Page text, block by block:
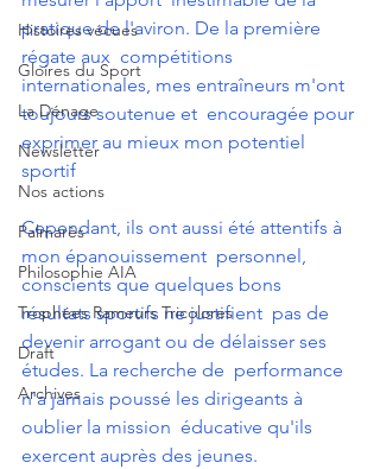
Histoires vécues
Gloires du Sport
La Dénage
Newsletter
Nos actions
Palmarès
Philosophie AIA
Trophées Rameurs Tricolores
Draft
Archives
pratique de l'aviron. De la première
régate aux  compétitions
internationales, mes entraîneurs m'ont
toujours soutenue et  encouragée pour
exprimer au mieux mon potentiel
sportif
Cependant, ils ont aussi été attentifs à
mon épanouissement  personnel,
conscients que quelques bons
résultats sportifs ne justifient  pas de
devenir arrogant ou de délaisser ses
études. La recherche de  performance
n'a jamais poussé les dirigeants à
oublier la mission  éducative qu'ils
exercent auprès des jeunes.